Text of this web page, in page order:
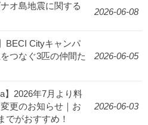
オ島地震に関する
2026-06-08
BECI Cityキャンパ
つなぐ3匹の仲間た
2026-06-05
】2026年7月より料
更のお知らせ｜お
でがおすすめ！
2026-06-03